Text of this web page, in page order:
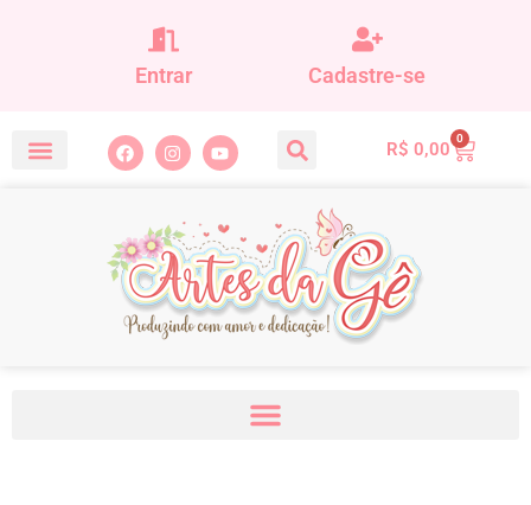
Entrar Cadastre-se
R$ 0,00
0